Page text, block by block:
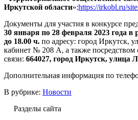
Иркутской области»:https://irkobl.ru/
Документы для участия в конкурсе
30 января по 28 февраля 2023 года в
до 18.00 ч. по адресу: город Иркутск,
кабинет № 208 А, а также посредством
связи: 664027, город Иркутск, улица
Дополнительная информация по
В рубрике: Новости
Разделы сайта